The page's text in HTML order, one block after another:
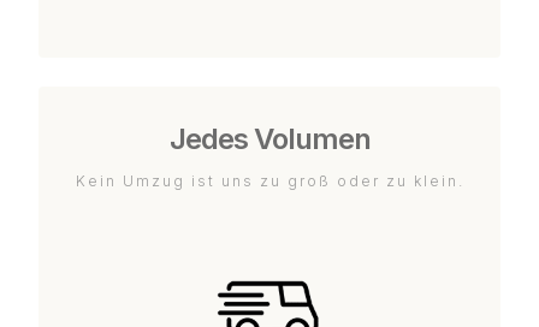
Jedes Volumen
Kein Umzug ist uns zu groß oder zu klein.